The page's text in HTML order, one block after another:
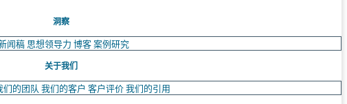
洞察
闻稿 思想领导力 博客案例研究
关于我们
们的团队 我们的客户 客户评价我们的引用